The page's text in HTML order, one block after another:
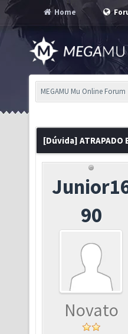
Home
MEGAMU Mu Online Forum
[Dúvida] ATRAPADO
90
Novato